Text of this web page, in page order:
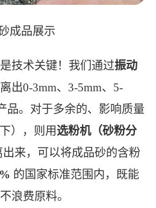
成品展示
技术关键！我们通过振动
出0-3mm、3-5mm、5-
品。对于多余的、影响质量
），则用选粉机（砂粉分
来，可以将成品砂的含粉
的国家标准范围内，既能
浪费原料。